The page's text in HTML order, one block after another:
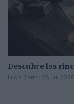
Descubre los
Lucía Marín · 28 Jul 2026